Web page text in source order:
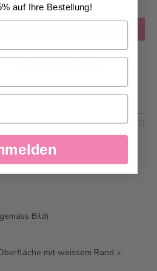
perfekte Torte für Ihren
bringt jedes Kind zum
Bild)
mit weissem Rand +
auf Ihre Bestellung!